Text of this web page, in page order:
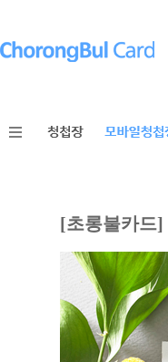
[초롱불카드]